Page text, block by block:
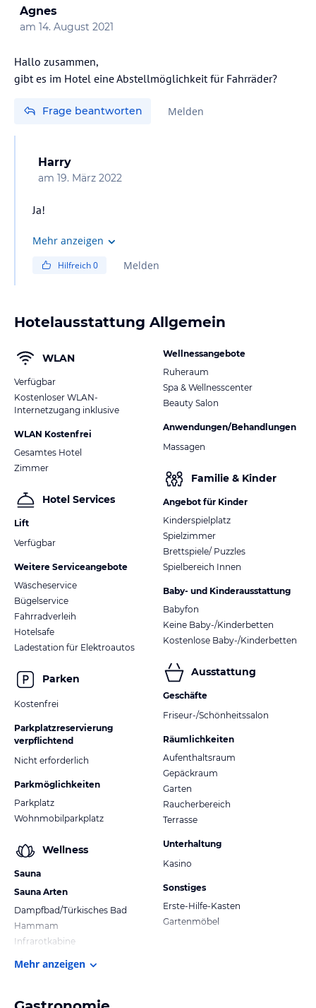
Agnes
am 14. August 2021
Hallo zusammen,
gibt es im Hotel eine Abstellmöglichkeit für Fahrräder?
Frage beantworten Melden
Harry
am 19. März 2022
Ja!
Mehr anzeigen
Hilfreich0 Melden
Hotelausstattung Allgemein
WLAN
Verfügbar
Kostenloser WLAN-
Internetzugang inklusive
WLAN Kostenfrei
Gesamtes Hotel
Zimmer
Hotel Services
Lift
Verfügbar
Weitere Serviceangebote
Wäscheservice
Bügelservice
Fahrradverleih
Hotelsafe
Ladestation für Elektroautos
Parken
Kostenfrei
Parkplatzreservierung
verpflichtend
Nicht erforderlich
Parkmöglichkeiten
Parkplatz
Wohnmobilparkplatz
Wellness
Sauna
Sauna Arten
Dampfbad/Türkisches Bad
Hammam
Infrarotkabine
Wellnessangebote
Ruheraum
Spa & Wellnesscenter
Beauty Salon
Anwendungen/Behandlungen
Massagen
Familie & Kinder
Angebot für Kinder
Kinderspielplatz
Spielzimmer
Brettspiele/ Puzzles
Spielbereich Innen
Baby- und Kinderausstattung
Babyfon
Keine Baby-/Kinderbetten
Kostenlose Baby-/Kinderbetten
Ausstattung
Geschäfte
Friseur-/Schönheitssalon
Räumlichkeiten
Aufenthaltsraum
Gepäckraum
Garten
Raucherbereich
Terrasse
Unterhaltung
Kasino
Sonstiges
Erste-Hilfe-Kasten
Gartenmöbel
Mehr anzeigen